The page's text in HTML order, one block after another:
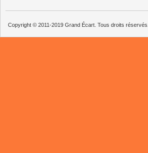
Copyright © 2011-2019 Grand Écart. Tous droits réservés.